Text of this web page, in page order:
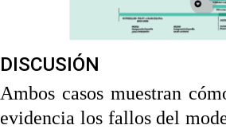
DISCUSIÓN
Ambos casos muestran
evidencia los fallos del